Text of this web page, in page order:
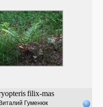
filix-mas
Виталий Гуменюк